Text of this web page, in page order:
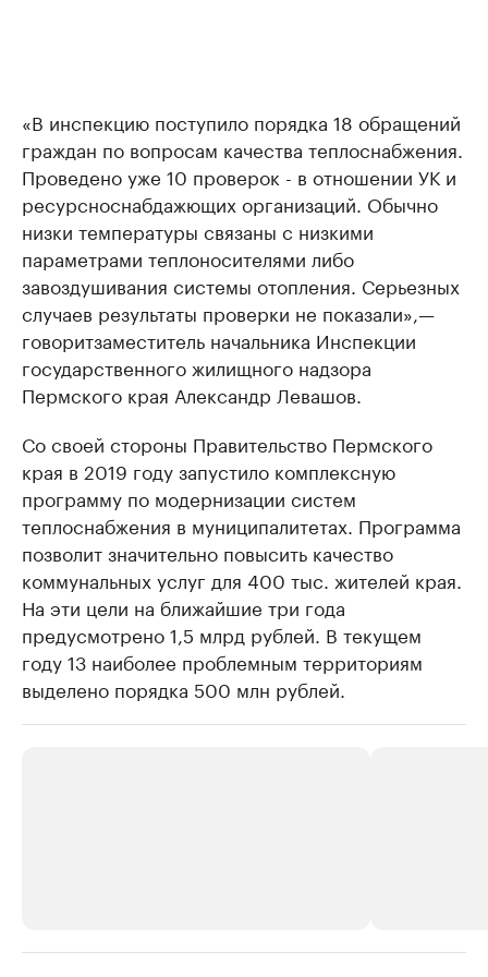
«В инспекцию поступило порядка 18 обращений
граждан по вопросам качества теплоснабжения.
Проведено уже 10 проверок - в отношении УК и
ресурсноснабдажющих организаций. Обычно
низки температуры связаны с низкими
параметрами теплоносителями либо
завоздушивания системы отопления. Серьезных
случаев результаты проверки не показали», —
говоритзаместитель начальника Инспекции
государственного жилищного надзора
Пермского края Александр Левашов.
Со своей стороны Правительство Пермского
края в 2019 году запустило комплексную
программу по модернизации систем
теплоснабжения в муниципалитетах. Программа
позволит значительно повысить качество
коммунальных услуг для 400 тыс. жителей края.
На эти цели на ближайшие три года
предусмотрено 1,5 млрд рублей. В текущем
году 13 наиболее проблемным территориям
выделено порядка 500 млн рублей.